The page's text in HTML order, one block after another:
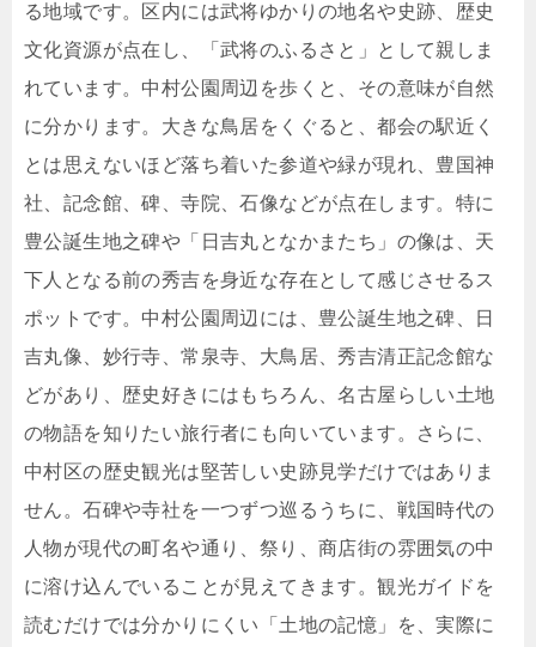
る地域です。区内には武将ゆかりの地名や史跡、歴史
文化資源が点在し、「武将のふるさと」として親しま
れています。中村公園周辺を歩くと、その意味が自然
に分かります。大きな鳥居をくぐると、都会の駅近く
とは思えないほど落ち着いた参道や緑が現れ、豊国神
社、記念館、碑、寺院、石像などが点在します。特に
豊公誕生地之碑や「日吉丸となかまたち」の像は、天
下人となる前の秀吉を身近な存在として感じさせるス
ポットです。中村公園周辺には、豊公誕生地之碑、日
吉丸像、妙行寺、常泉寺、大鳥居、秀吉清正記念館な
どがあり、歴史好きにはもちろん、名古屋らしい土地
の物語を知りたい旅行者にも向いています。さらに、
中村区の歴史観光は堅苦しい史跡見学だけではありま
せん。石碑や寺社を一つずつ巡るうちに、戦国時代の
人物が現代の町名や通り、祭り、商店街の雰囲気の中
に溶け込んでいることが見えてきます。観光ガイドを
読むだけでは分かりにくい「土地の記憶」を、実際に